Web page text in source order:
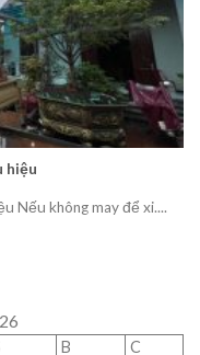
hiệu
Nếu không may để xi....
B
C